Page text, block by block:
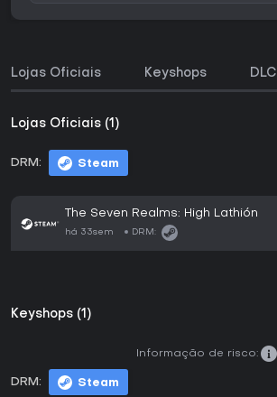
Lojas Oficiais Keyshops DLC
Lojas Oficiais (1)
DRM: Steam
The Seven Realms: High Lathión
há 33sem DRM:
Keyshops (1)
DRM: Steam
Informação de risco: